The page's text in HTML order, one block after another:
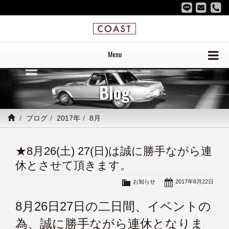
Menu
Blog
ブログ 2017年 8月
★8月26(土) 27(日)は誠に勝手ながら連
休とさせて頂きます。
2017年8月22日
お知らせ
8月26日27日の二日間、イベントの
為、誠に勝手ながら連休となりま